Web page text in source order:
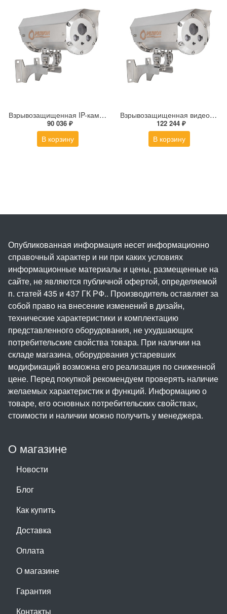
Взрывозащищенная IP-камера Релион Релион-Exd-Н-150-ИК-IP2Мп2.8mm-220-С-TR
90 036 ₽
В корзину
Взрывозащищенная видеокамера Релион Релион-Exd-Н-150-ИК-IP2Мп5-50Z-220-SD-С-TR
122 244 ₽
В корзину
О магазине
Новости
Блог
Как купить
Доставка
Оплата
О магазине
Гарантия
Контакты
Опубликованная информация несет информационно
справочный характер и ни при каких условиях
информационные материалы и цены, размещенные на
сайте, не являются публичной офертой, определяемой
п. статей 435 и 437 ГК РФ.. Производитель оставляет за
собой право на внесение изменений в дизайн,
технические характеристики и комплектацию
представленного оборудования, не ухудшающих
потребительские свойства товара. При наличии на
складе магазина, оборудования устаревших
модификаций возможна его реализация по сниженной
цене. Перед покупкой рекомендуем проверять наличие
желаемых характеристик и функций. Информацию о
товаре, его основных потребительских свойствах,
стоимости и наличии можно получить у менеджера.